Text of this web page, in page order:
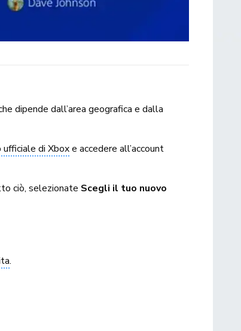
dipende dall’area geografica e dalla
di Xboxe accedere all’account
ciò, selezionate Scegli il tuo nuovo
.